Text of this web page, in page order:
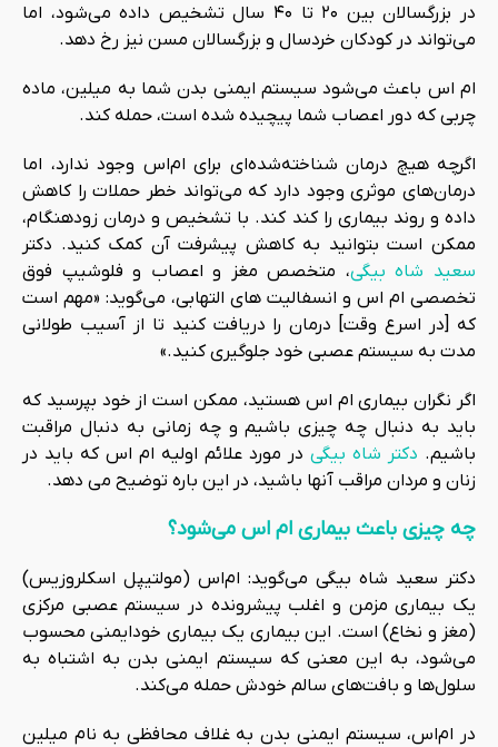
در بزرگسالان بین ۲۰ تا ۴۰ سال تشخیص داده می‌شود، اما
می‌تواند در کودکان خردسال و بزرگسالان مسن نیز رخ دهد.
ام اس باعث می‌شود سیستم ایمنی بدن شما به میلین، ماده
چربی که دور اعصاب شما پیچیده شده است، حمله کند.
اگرچه هیچ درمان شناخته‌شده‌ای برای ام‌اس وجود ندارد، اما
درمان‌های موثری وجود دارد که می‌تواند خطر حملات را کاهش
داده و روند بیماری را کند کند. با تشخیص و درمان زودهنگام،
ممکن است بتوانید به کاهش پیشرفت آن کمک کنید. دکتر
سعید شاه بیگی، متخصص مغز و اعصاب و فلوشیپ فوق
تخصصی ام اس و انسفالیت های التهابی، می‌گوید: «مهم است
که [در اسرع وقت] درمان را دریافت کنید تا از آسیب طولانی‌
مدت به سیستم عصبی خود جلوگیری کنید.»
اگر نگران بیماری ام اس هستید، ممکن است از خود بپرسید که
باید به دنبال چه چیزی باشیم و چه زمانی به دنبال مراقبت
باشیم. دکتر شاه بیگی در مورد علائم اولیه ام اس که باید در
زنان و مردان مراقب آنها باشید، در این باره توضیح می دهد.
چه چیزی باعث بیماری ام اس می‌شود؟
دکتر سعید شاه بیگی می‌گوید: ام‌اس (مولتیپل اسکلروزیس)
یک بیماری مزمن و اغلب پیشرونده در سیستم عصبی مرکزی
(مغز و نخاع) است. این بیماری یک بیماری خودایمنی محسوب
می‌شود، به این معنی که سیستم ایمنی بدن به اشتباه به
سلول‌ها و بافت‌های سالم خودش حمله می‌کند.
در ام‌اس، سیستم ایمنی بدن به غلاف محافظی به نام میلین